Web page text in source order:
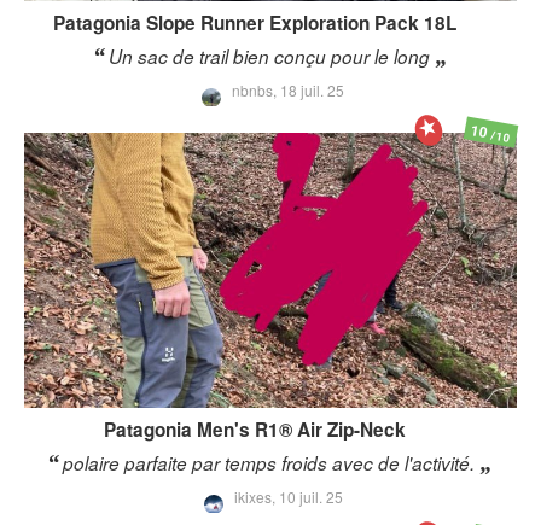
Patagonia Slope Runner Exploration Pack 18L
Un sac de trail bien conçu pour le long
nbnbs, 18 juil. 25
Patagonia Men's R1® Air Zip-Neck
polaire parfaite par temps froids avec de l'activité.
ikixes, 10 juil. 25
10/10